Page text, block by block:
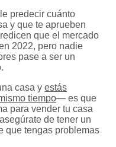
predecir cuánto
y que te aprueben
que el mercado
2022, pero nadie
pase a ser un
casa y estás
tiempo— es que
para vender tu casa
de tener un
que tengas problemas